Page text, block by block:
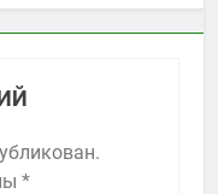
*